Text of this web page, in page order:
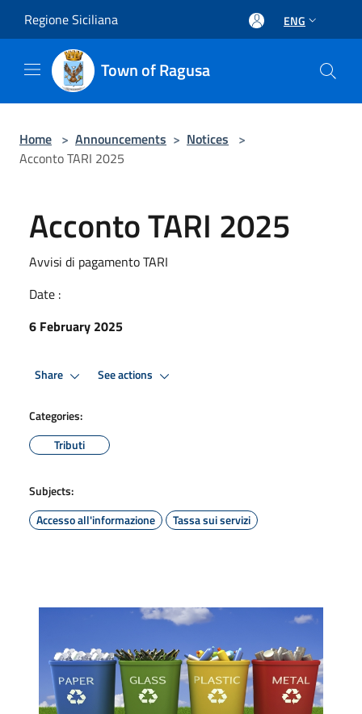
Regione Siciliana ENG
Town of Ragusa
Home > Announcements > Notices >
Acconto TARI 2025
Acconto TARI 2025
Avvisi di pagamento TARI
Date :
6 February 2025
Share See actions
Categories:
Tributi
Subjects:
Accesso all'informazione
Tassa sui servizi